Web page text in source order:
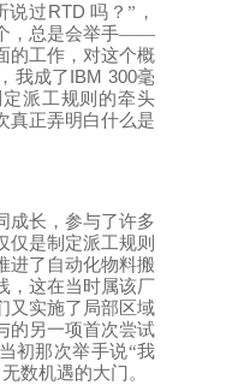
说过RTD吗？”，
，总是会举手——
的工作，对这个概
我成了IBM 300毫
派工规则的牵头
真正弄明白什么是
成长，参与了许多
仅是制定派工规则
进了自动化物料搬
，这在当时属该厂
又实施了局部区域
的另一项首次尝试
初那次举手说“我
数机遇的大门。